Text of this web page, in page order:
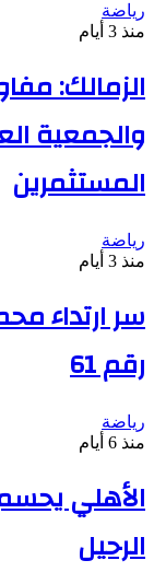
رياضة
منذ 3 أيام
الزمالك:
والجمعية
المستثمرين
رياضة
منذ 3 أيام
سر ارتداء
رقم 61
رياضة
منذ 6 أيام
الأهلي
الرحيل